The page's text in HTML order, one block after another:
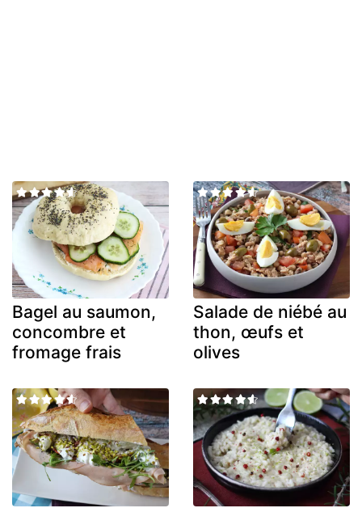
Bagel au saumon,
concombre et
fromage frais
Salade de niébé au
thon, œufs et
olives